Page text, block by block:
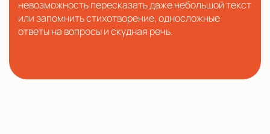
невозможность пересказать даже небольшой текст
или запомнить стихотворение, односложные
ответы на вопросы и скудная речь.